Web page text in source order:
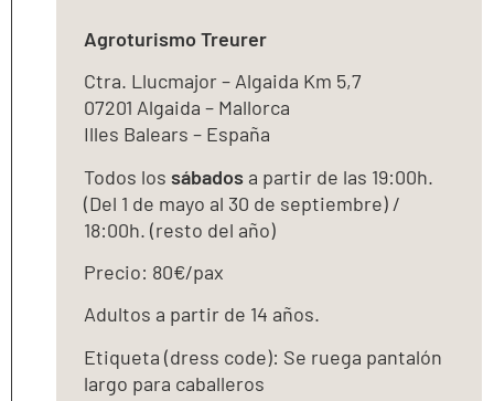
Agroturismo Treurer
Ctra. Llucmajor – Algaida Km 5,7
07201 Algaida – Mallorca
Illes Balears – España
Todos los sábados a partir de las 19:00h.
(Del 1 de mayo al 30 de septiembre) /
18:00h. (resto del año)
Precio: 80€/pax
Adultos a partir de 14 años.
Etiqueta (dress code): Se ruega pantalón
largo para caballeros